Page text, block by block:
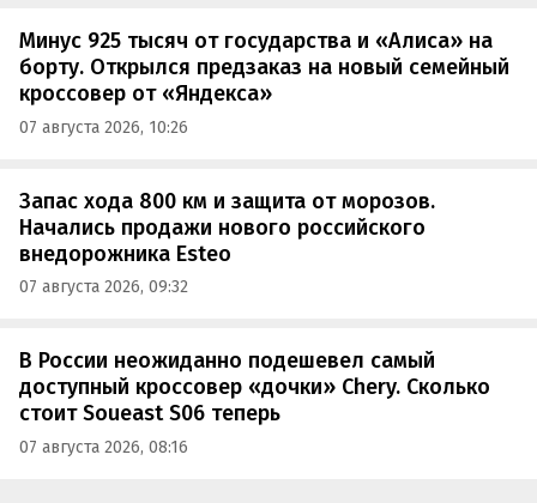
Минус 925 тысяч от государства и «Алиса» на
борту. Открылся предзаказ на новый семейный
кроссовер от «Яндекса»
07 августа 2026, 10:26
Запас хода 800 км и защита от морозов.
Начались продажи нового российского
внедорожника Esteo
07 августа 2026, 09:32
В России неожиданно подешевел самый
доступный кроссовер «дочки» Chery. Сколько
стоит Soueast S06 теперь
07 августа 2026, 08:16